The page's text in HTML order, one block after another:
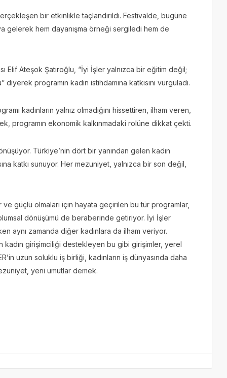
bir etkinlikle taçlandırıldı. Festivalde, bugüne
gelerek hem dayanışma örneği sergiledi hem de
Elif Ateşok Şatıroğlu, “İyi İşler yalnızca bir eğitim değil;
programın kadın istihdamına katkısını vurguladı.
kadınların yalnız olmadığını hissettiren, ilham veren,
programın ekonomik kalkınmadaki rolüne dikkat çekti.
Türkiye’nin dört bir yanından gelen kadın
katkı sunuyor. Her mezuniyet, yalnızca bir son değil,
güçlü olmaları için hayata geçirilen bu tür programlar,
dönüşümü de beraberinde getiriyor. İyi İşler
aynı zamanda diğer kadınlara da ilham veriyor.
kadın girişimciliği destekleyen bu gibi girişimler, yerel
uzun soluklu iş birliği, kadınların iş dünyasında daha
yeni umutlar demek.